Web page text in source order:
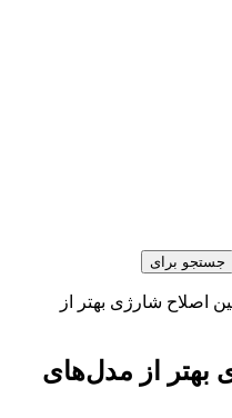
جستجو برای
اصلاح شارژی بهتر از
بهتر از مدل‌های